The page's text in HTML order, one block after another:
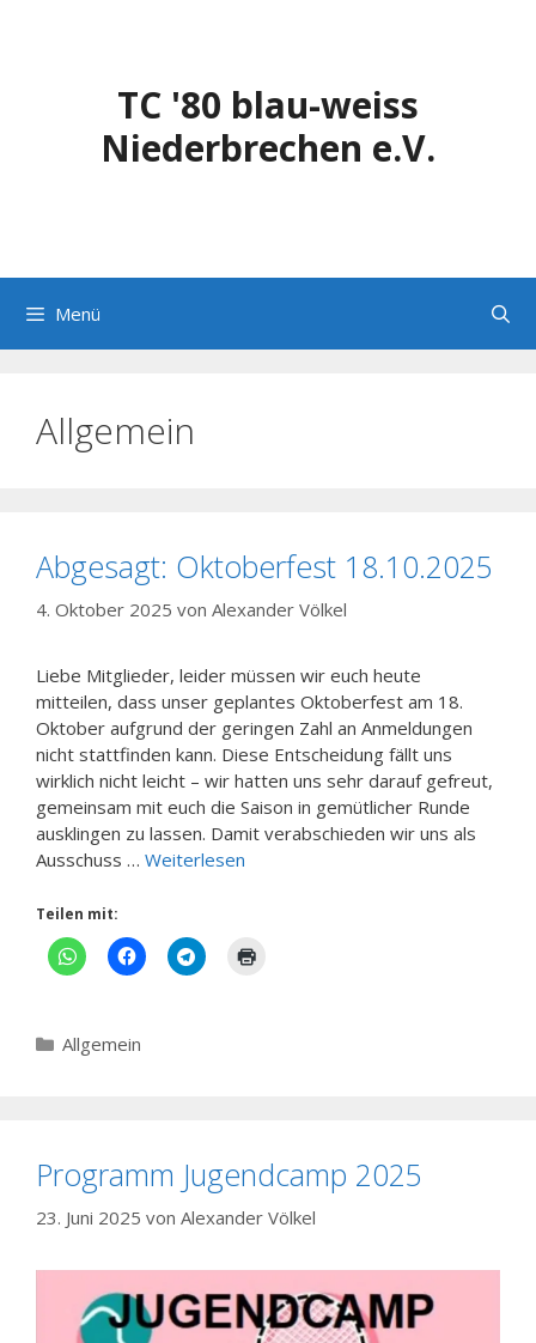
TC '80 blau-weiss
Niederbrechen e.V.
Menü
Allgemein
Abgesagt: Oktoberfest 18.10.2025
4. Oktober 2025 von Alexander Völkel
Liebe Mitglieder, leider müssen wir euch heute
mitteilen, dass unser geplantes Oktoberfest am 18.
Oktober aufgrund der geringen Zahl an Anmeldungen
nicht stattfinden kann. Diese Entscheidung fällt uns
wirklich nicht leicht – wir hatten uns sehr darauf gefreut,
gemeinsam mit euch die Saison in gemütlicher Runde
ausklingen zu lassen. Damit verabschieden wir uns als
Ausschuss … Weiterlesen
Teilen mit:
Kategorien
Allgemein
Programm Jugendcamp 2025
23. Juni 2025 von Alexander Völkel